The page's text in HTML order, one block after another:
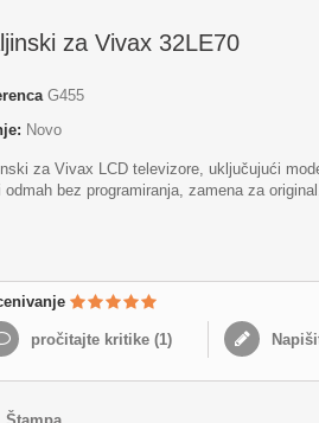
za Vivax 32LE70
G455
Novo
za Vivax LCD televizore, uključujući
odmah bez programiranja, zamena za
pročitajte kritike (1)